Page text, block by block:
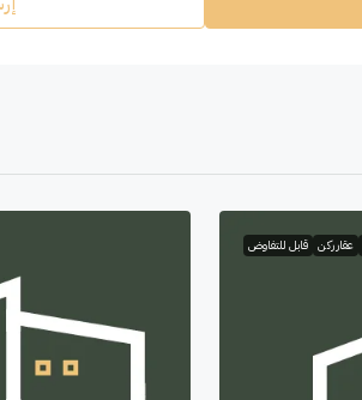
عقار ركن قابل للتفاوض